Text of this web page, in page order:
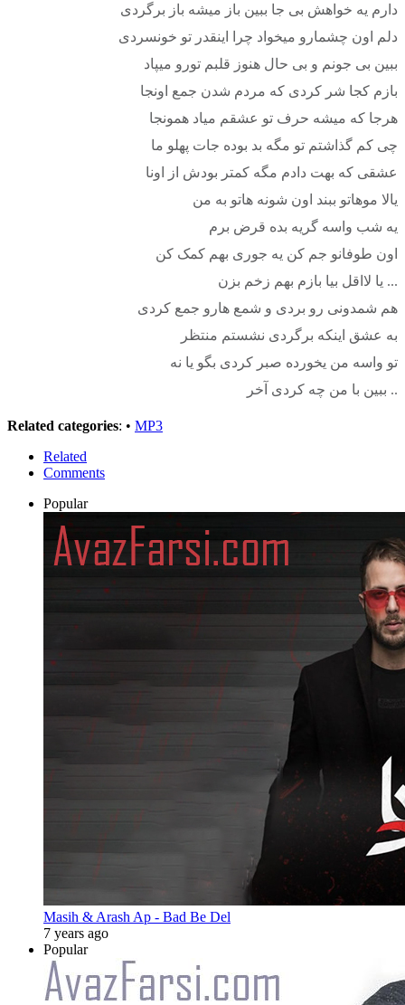
دارم یه خواهش بی جا ببین باز میشه باز برگردی
دلم اون چشمارو میخواد چرا اینقدر تو خونسردی
ببین بی جونم و بی حال هنوز قلبم تورو میپاد
بازم کجا شر کردی که مردم شدن جمع اونجا
هرجا که میشه حرف تو عشقم میاد همونجا
چی کم گذاشتم تو مگه بد بوده جات پهلو ما
عشقی که بهت دادم مگه کمتر بودش از اونا
یالا موهاتو ببند اون شونه هاتو به من
یه شب واسه گریه بده قرض برم
اون طوفانو جم کن یه جوری بهم کمک کن
یا لااقل بیا بازم بهم زخم بزن ...
هم شمدونی رو بردی و شمع هارو جمع کردی
به عشق اینکه برگردی نشستم منتظر
تو واسه من یخورده صبر کردی بگو یا نه
ببین با من چه کردی آخر ..
Related categories: • MP3
Related
Comments
Popular
Masih & Arash Ap - Bad Be Del
7 years ago
Popular